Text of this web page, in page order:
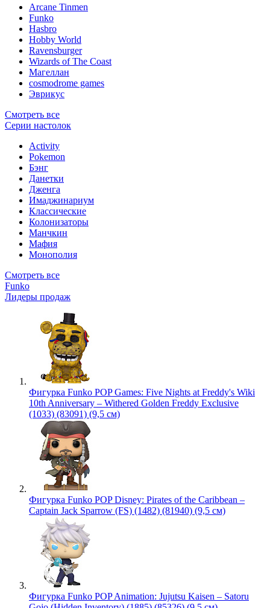
Arcane Tinmen
Funko
Hasbro
Hobby World
Ravensburger
Wizards of The Coast
Магеллан
сosmodrome games
Эврикус
Смотреть все
Серии настолок
Activity
Pokemon
Бэнг
Данетки
Дженга
Имаджинариум
Классические
Колонизаторы
Манчкин
Мафия
Монополия
Смотреть все
Funko
Лидеры продаж
Фигурка Funko POP Games: Five Nights at Freddy's Wiki
10th Anniversary – Withered Golden Freddy Exclusive
(1033) (83091) (9,5 см)
Фигурка Funko POP Disney: Pirates of the Caribbean –
Captain Jack Sparrow (FS) (1482) (81940) (9,5 см)
Фигурка Funko POP Animation: Jujutsu Kaisen – Satoru